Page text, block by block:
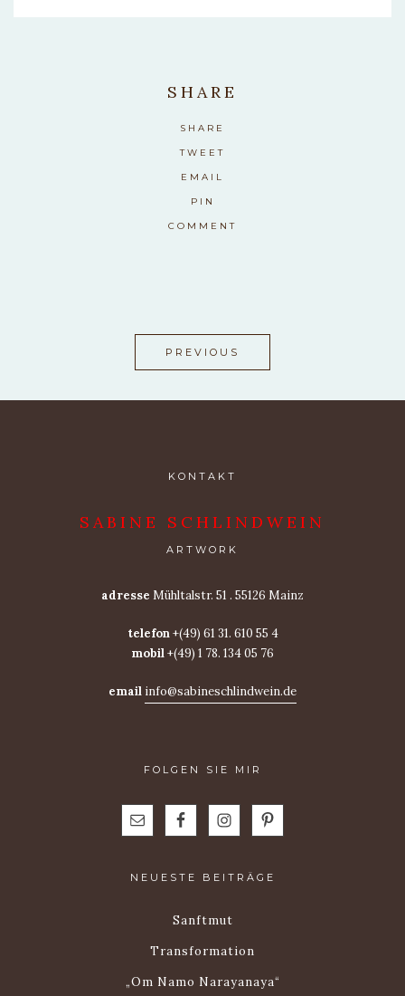
SHARE
SHARE
TWEET
EMAIL
PIN
COMMENT
PREVIOUS
KONTAKT
SABINE SCHLINDWEIN
ARTWORK
adresse Mühltalstr. 51 . 55126 Mainz
telefon+(49) 61 31. 610 55 4
mobil+(49) 1 78. 134 05 76
email info@sabineschlindwein.de
FOLGEN SIE MIR
NEUESTE BEITRÄGE
Sanftmut
Transformation
„Om Namo Narayanaya“